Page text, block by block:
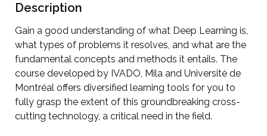
Description
Gain a good understanding of what Deep Learning is,
what types of problems it resolves, and what are the
fundamental concepts and methods it entails. The
course developed by IVADO, Mila and Université de
Montréal offers diversified learning tools for you to
fully grasp the extent of this groundbreaking cross-
cutting technology, a critical need in the field.